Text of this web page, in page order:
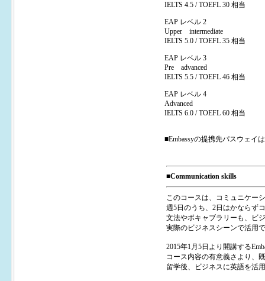
IELTS 4.5 / TOEFL 30 相当
EAP レベル 2
Upper intermediate
IELTS 5.0 / TOEFL 35 相当
EAP レベル 3
Pre advanced
IELTS 5.5 / TOEFL 46 相当
EAP レベル 4
Advanced
IELTS 6.0 / TOEFL 60 相当
■Embassyの提携先パスウェイは
■Communication skills
このコースは、コミュニケー
週5日のうち、2日はかならず
文法やボキャブラリーも、ビ
実際のビジネスシーンで活用
2015年1月5日より開講する
コース内容の有意義さより、
留学後、ビジネスに英語を活